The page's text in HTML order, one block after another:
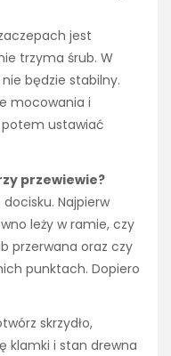
jest
trzyma śrub. W
będzie stabilny.
mocowania i
potem ustawiać
przewiewie?
Najpierw
leży w ramie, czy
przerwana oraz czy
punktach. Dopiero
skrzydło,
klamki i stan drewna